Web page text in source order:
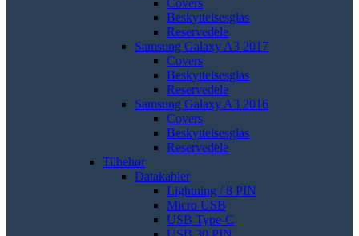
Beskyttelsesglas
Reservedele
Samsung Galaxy A3 2017
Covers
Beskyttelsesglas
Reservedele
Samsung Galaxy A3 2016
Covers
Beskyttelsesglas
Reservedele
Tilbehør
Datakabler
Lightning / 8 PIN
Micro USB
USB Type-C